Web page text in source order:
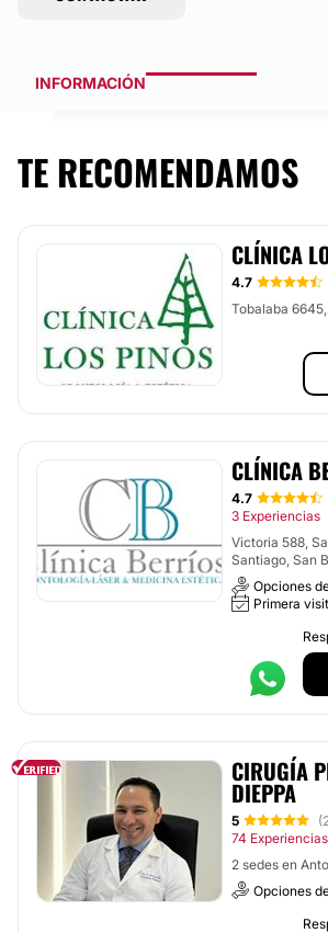
INFORMACIÓN
TE RECOMENDAMOS
CLÍNICA
4.7
Tobalaba
CLÍNICA
4.7
3 Experiencias
Victoria 588,
Santiago, San
Opciones
Primera
CIRUGÍA
DIEPPA
5
74 Experiencias
2 sedes en
Opciones